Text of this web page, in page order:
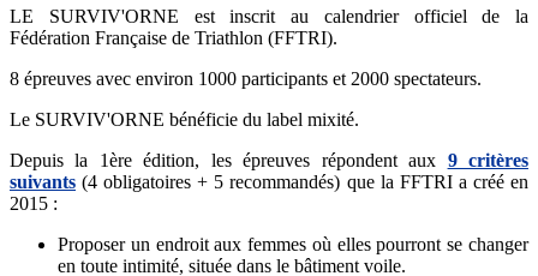
LE SURVIV'ORNE est inscrit au calendrier officiel de la
Fédération Française de Triathlon (FFTRI).
8 épreuves avec environ 1000 participants et 2000 spectateurs.
Le SURVIV'ORNE bénéficie du label mixité.
Depuis la 1ère édition, les épreuves répondent aux 9 critères
suivants (4 obligatoires + 5 recommandés) que la FFTRI a créé en
2015 :
Proposer un endroit aux femmes où elles pourront se changer
en toute intimité, située dans le bâtiment voile.